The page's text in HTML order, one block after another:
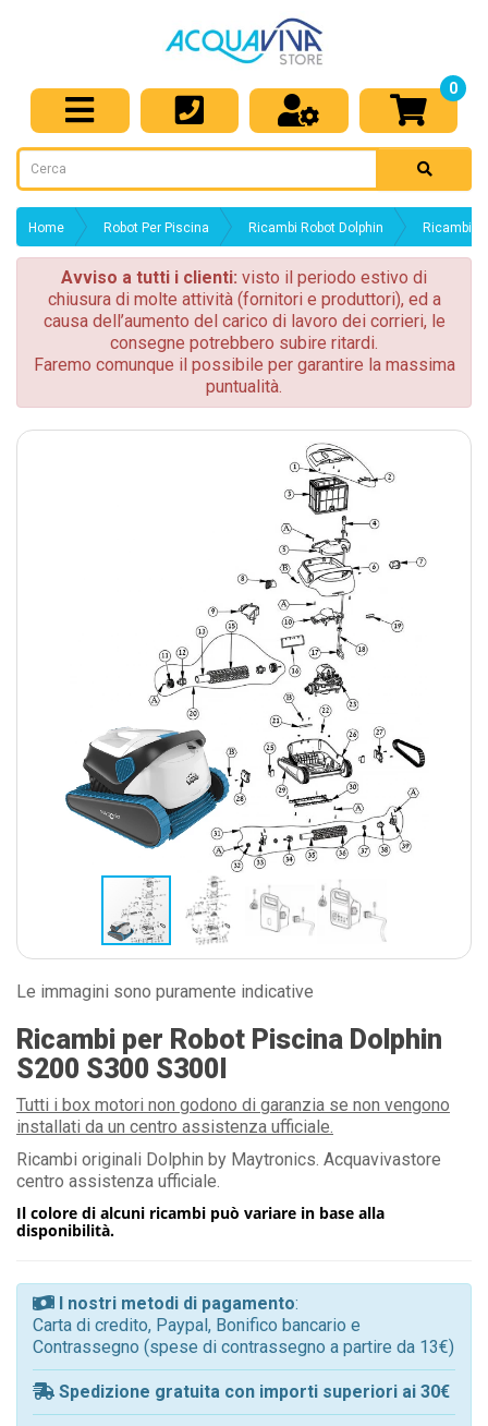
0
Home Robot Per Piscina Ricambi Robot Dolphin Ricambi
Avviso a tutti i clienti: visto il periodo estivo di
chiusura di molte attività (fornitori e produttori), ed a
causa dell’aumento del carico di lavoro dei corrieri, le
consegne potrebbero subire ritardi.
Faremo comunque il possibile per garantire la massima
puntualità.
Le immagini sono puramente indicative
Ricambi per Robot Piscina Dolphin
S200 S300 S300I
Tutti i box motori non godono di garanzia se non vengono
installati da un centro assistenza ufficiale.
Ricambi originali Dolphin by Maytronics. Acquavivastore
centro assistenza ufficiale.
Il colore di alcuni ricambi può variare in base alla
disponibilità.
I nostri metodi di pagamento:
Carta di credito, Paypal, Bonifico bancario e
Contrassegno (spese di contrassegno a partire da 13€)
Spedizione gratuita con importi superiori ai 30€